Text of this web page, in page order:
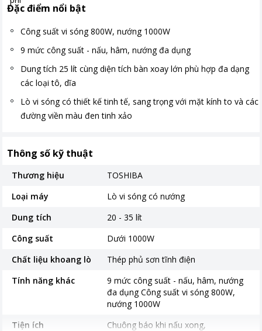
Đặc điểm nổi bật
Công suất vi sóng 800W, nướng 1000W
9 mức công suất - nấu, hâm, nướng đa dụng
Dung tích 25 lít cùng diện tích bàn xoay lớn phù hợp đa dạng
các loại tô, dĩa
Lò vi sóng có thiết kế tinh tế, sang trọng với mặt kính to và các
đường viền màu đen tinh xảo
Thông số kỹ thuật
Thương hiệu
TOSHIBA
Loại máy
Lò vi sóng có nướng
Dung tích
20 - 35 lít
Công suất
Dưới 1000W
Chất liệu khoang lò
Thép phủ sơn tĩnh điện
Tính năng khác
9 mức công suất - nấu, hâm, nướng
đa dụng Công suất vi sóng 800W,
nướng 1000W
Tiện ích
Chuông báo khi nấu xong